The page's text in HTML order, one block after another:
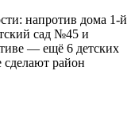
напротив дома 1-й
сад №45 и
— ещё 6 детских
район